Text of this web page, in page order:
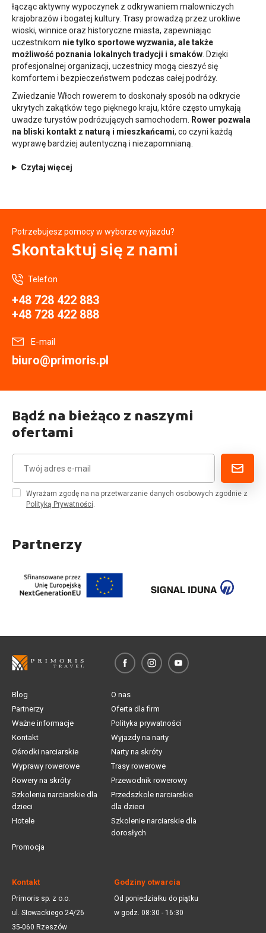
łącząc aktywny wypoczynek z odkrywaniem malowniczych
krajobrazów i bogatej kultury. Trasy prowadzą przez urokliwe
wioski, winnice oraz historyczne miasta, zapewniając
uczestnikom nie tylko sportowe wyzwania, ale także
możliwość poznania lokalnych tradycji i smaków . Dzięki
profesjonalnej organizacji, uczestnicy mogą cieszyć się
komfortem i bezpieczeństwem podczas całej podróży.
Zwiedzanie Włoch rowerem to doskonały sposób na odkrycie
ukrytych zakątków tego pięknego kraju, które często umykają
uwadze turystów podróżujących samochodem.
Rower pozwala
na bliski kontakt z naturą i mieszkańcami, co czyni każdą
wyprawę bardziej autentyczną i niezapomnianą.
Czytaj więcej
Potrzebujesz pomocy w wyborze wyjazdu?
Skontaktuj się z nami
Telefon
+48 728 422 883
+48 728 422 888
E-mail
biuro@primoris.pl
Bądź na bieżąco z naszymi
ofertami
Wyrażam zgodę na na przetwarzanie danych osobowych zgodnie z
Polityką Prywatności.
Partnerzy
Blog
O nas
Partnerzy
Oferta dla firm
Ważne informacje
Polityka prywatności
Kontakt
Wyjazdy na narty
Ośrodki narciarskie
Narty na skróty
Wyprawy rowerowe
Trasy rowerowe
Rowery na skróty
Przewodnik rowerowy
Szkolenia narciarskie dla
dzieci
Przedszkole narciarskie
dla dzieci
Hotele
Szkolenie narciarskie dla
dorosłych
Promocja
Kontakt
Primoris sp. z o.o.
ul. Słowackiego 24/26
35-060 Rzeszów
Godziny otwarcia
Od poniedziałku do piątku
w godz. 08:30 - 16:30